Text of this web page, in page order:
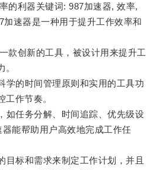
利器关键词: 987加速器, 效率,
加速器是一种用于提升工作效率和
创新的工具，被设计用来提升工
的时间管理原则和实用的工具功
工作节奏。
任务分解、时间追踪、优先级设
能帮助用户高效地完成工作任
标和需求来制定工作计划，并且